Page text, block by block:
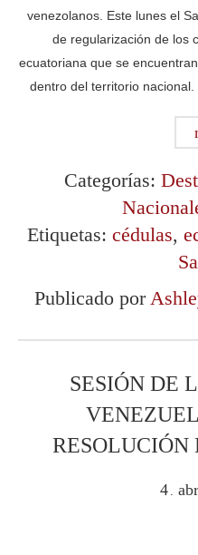
venezolanos. Este lunes el
de regularización de los
ecuatoriana que se
dentro del territorio
Categorías:
Etiquetas: cédulas,
Publicado por
SESIÓN DE
RESOLUCIÓN
4